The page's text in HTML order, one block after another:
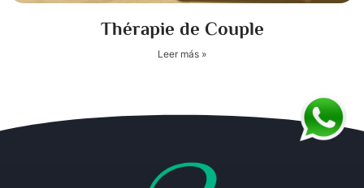
Thérapie de Couple
Leer más »